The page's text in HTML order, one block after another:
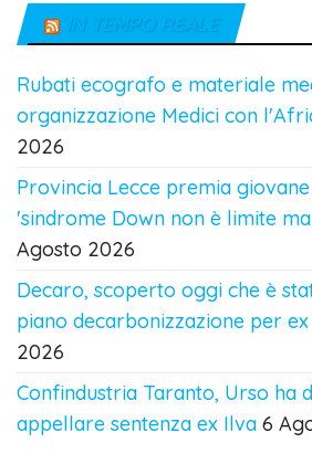
IN TEMPO REALE
Rubati ecografo e materiale
organizzazione Medici con
2026
Provincia Lecce premia
'sindrome Down non è limite
Agosto 2026
Decaro, scoperto oggi che è
piano decarbonizzazione per
2026
Confindustria Taranto, Urso ha
appellare sentenza ex Ilva 6